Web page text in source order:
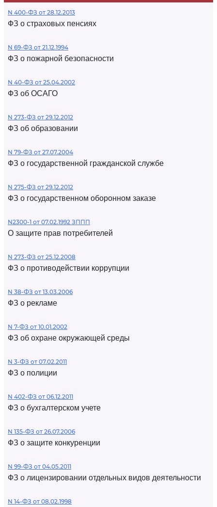
N 400-ФЗ от 28.12.2013
ФЗ о страховых пенсиях
N 69-ФЗ от 21.12.1994
ФЗ о пожарной безопасности
N 40-ФЗ от 25.04.2002
ФЗ об ОСАГО
N 273-ФЗ от 29.12.2012
ФЗ об образовании
N 79-ФЗ от 27.07.2004
ФЗ о государственной гражданской службе
N 275-ФЗ от 29.12.2012
ФЗ о государственном оборонном заказе
N2300-1 от 07.02.1992 ЗППП
О защите прав потребителей
N 273-ФЗ от 25.12.2008
ФЗ о противодействии коррупции
N 38-ФЗ от 13.03.2006
ФЗ о рекламе
N 7-ФЗ от 10.01.2002
ФЗ об охране окружающей среды
N 3-ФЗ от 07.02.2011
ФЗ о полиции
N 402-ФЗ от 06.12.2011
ФЗ о бухгалтерском учете
N 135-ФЗ от 26.07.2006
ФЗ о защите конкуренции
N 99-ФЗ от 04.05.2011
ФЗ о лицензировании отдельных видов деятельности
N 14-ФЗ от 08.02.1998